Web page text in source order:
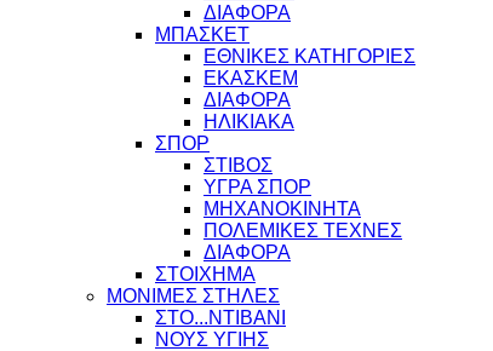
ΔΙΑΦΟΡΑ
ΜΠΑΣΚΕΤ
ΕΘΝΙΚΕΣ ΚΑΤΗΓΟΡΙΕΣ
ΕΚΑΣΚΕΜ
ΔΙΑΦΟΡΑ
ΗΛΙΚΙΑΚΑ
ΣΠΟΡ
ΣΤΙΒΟΣ
ΥΓΡΑ ΣΠΟΡ
ΜΗΧΑΝΟΚΙΝΗΤΑ
ΠΟΛΕΜΙΚΕΣ ΤΕΧΝΕΣ
ΔΙΑΦΟΡΑ
ΣΤΟΙΧΗΜΑ
ΜΟΝΙΜΕΣ ΣΤΗΛΕΣ
ΣΤΟ...ΝΤΙΒΑΝΙ
ΝΟΥΣ ΥΓΙΗΣ